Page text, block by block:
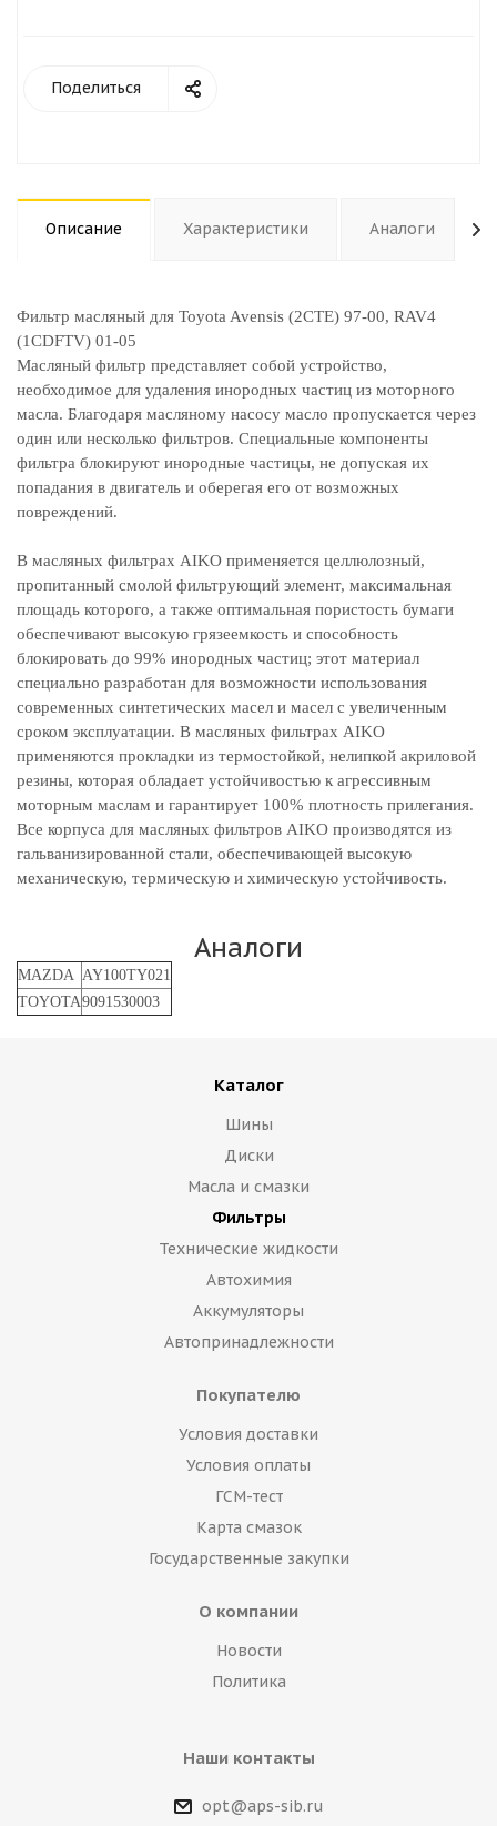
Поделиться
Описание Характеристики Аналоги
Фильтр масляный для Toyota Avensis (2CTE) 97-00, RAV4
(1CDFTV) 01-05
Масляный фильтр представляет собой устройство,
необходимое для удаления инородных частиц из моторного
масла. Благодаря масляному насосу масло пропускается через
один или несколько фильтров. Специальные компоненты
фильтра блокируют инородные частицы, не допуская их
попадания в двигатель и оберегая его от возможных
повреждений.
В масляных фильтрах AIKO применяется целлюлозный,
пропитанный смолой фильтрующий элемент, максимальная
площадь которого, а также оптимальная пористость бумаги
обеспечивают высокую грязеемкость и способность
блокировать до 99% инородных частиц; этот материал
специально разработан для возможности использования
современных синтетических масел и масел с увеличенным
сроком эксплуатации. В масляных фильтрах AIKO
применяются прокладки из термостойкой, нелипкой акриловой
резины, которая обладает устойчивостью к агрессивным
моторным маслам и гарантирует 100% плотность прилегания.
Все корпуса для масляных фильтров AIKO производятся из
гальванизированной стали, обеспечивающей высокую
механическую, термическую и химическую устойчивость.
Аналоги
MAZDA AY100TY021
TOYOTA9091530003
Каталог
Шины
Диски
Масла и смазки
Фильтры
Технические жидкости
Автохимия
Аккумуляторы
Автопринадлежности
Покупателю
Условия доставки
Условия оплаты
ГСМ-тест
Карта смазок
Государственные закупки
О компании
Новости
Политика
Наши контакты
opt@aps-sib.ru